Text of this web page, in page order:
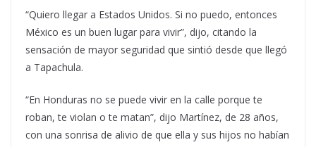
“Quiero llegar a Estados Unidos. Si no puedo, entonces
México es un buen lugar para vivir”, dijo, citando la
sensación de mayor seguridad que sintió desde que llegó
a Tapachula.
“En Honduras no se puede vivir en la calle porque te
roban, te violan o te matan”, dijo Martínez, de 28 años,
con una sonrisa de alivio de que ella y sus hijos no habían